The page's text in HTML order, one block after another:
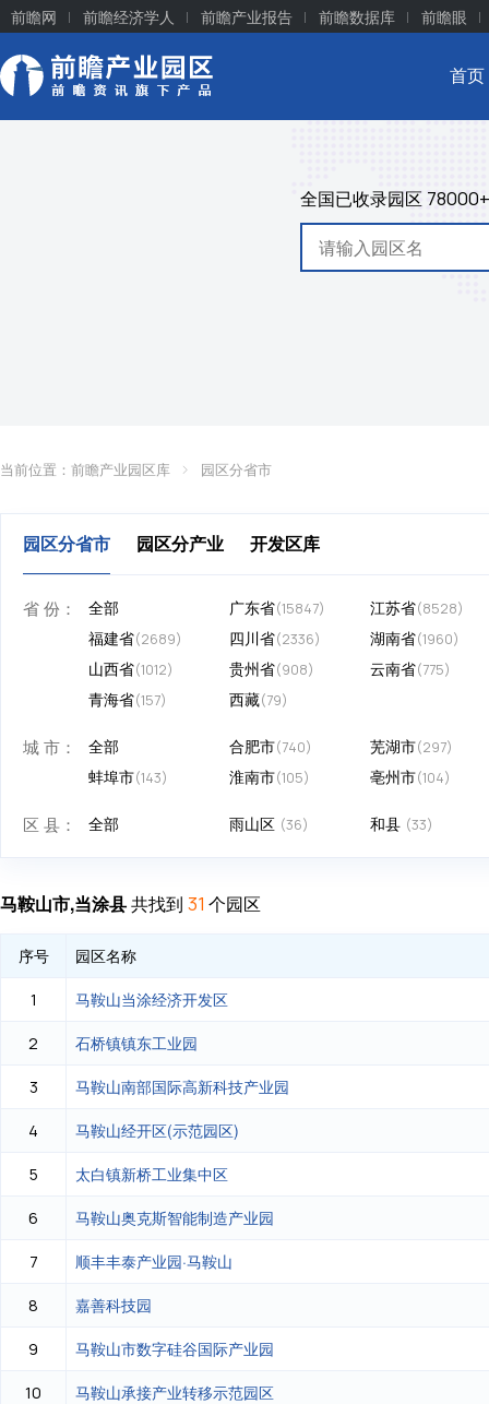
前瞻网 前瞻经济学人 前瞻产业报告 前瞻数据库 前瞻眼
首页
全国已收录园区 78000+
当前位置： 前瞻产业园区库 园区分省市
园区分省市 园区分产业 开发区库
省 份： 全部 广东省(15847) 江苏省(8528)
福建省(2689) 四川省(2336) 湖南省(1960)
山西省(1012) 贵州省(908) 云南省(775)
青海省(157) 西藏(79)
城 市： 全部 合肥市(740) 芜湖市(297)
蚌埠市(143) 淮南市(105) 亳州市(104)
区 县： 全部 雨山区 (36) 和县 (33)
马鞍山市,当涂县共找到 31 个园区
序号 园区名称
1 马鞍山当涂经济开发区
2 石桥镇镇东工业园
3 马鞍山南部国际高新科技产业园
4 马鞍山经开区(示范园区)
5 太白镇新桥工业集中区
6 马鞍山奥克斯智能制造产业园
7 顺丰丰泰产业园·马鞍山
8 嘉善科技园
9 马鞍山市数字硅谷国际产业园
10 马鞍山承接产业转移示范园区